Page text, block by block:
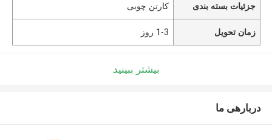
جزئیات بسته بندی کارتن چوبی
زمان تحویل 1-3 روز
بیشتر ببینید
دربارهی ما